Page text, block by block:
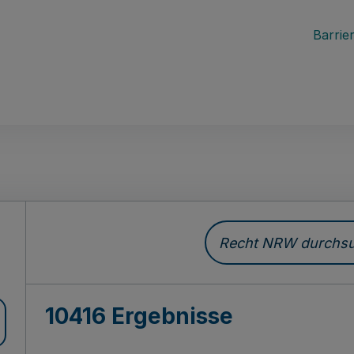
Recht NRW
10416 Ergebnisse